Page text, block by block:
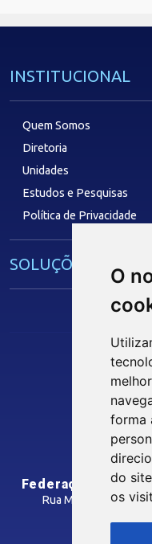
O
forma
do
os
INSTITUCIONAL
Quem Somos
Diretoria
Unidades
Estudos e Pesquisas
Política de Privacidade
SOLUÇÕES E
Núcleo de Acesso ao
Centro Internacional de
CONTRIBUIÇÃO
SINDICATOS
Siga
Federação das
Rua Manoel